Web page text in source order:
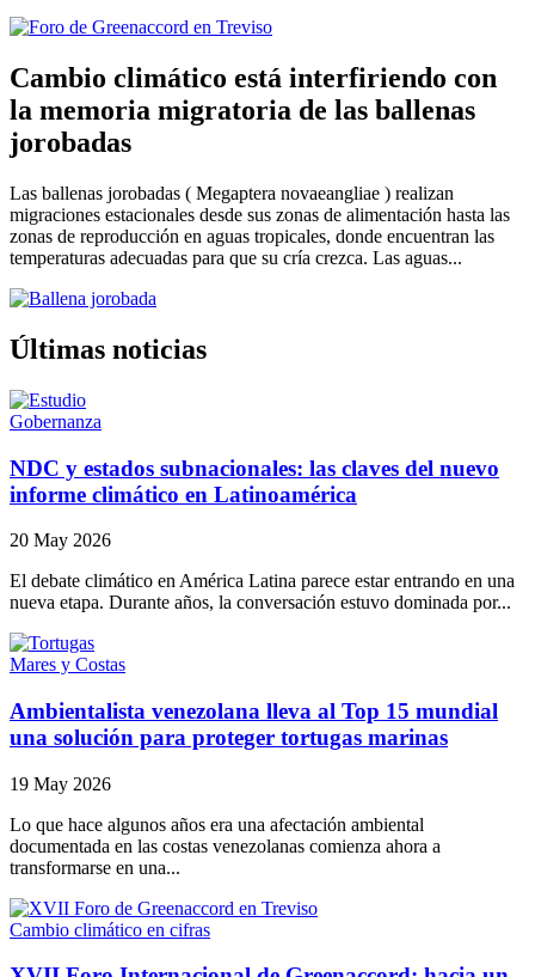
Cambio climático está interfiriendo con
la memoria migratoria de las ballenas
jorobadas
Las ballenas jorobadas ( Megaptera novaeangliae ) realizan
migraciones estacionales desde sus zonas de alimentación hasta las
zonas de reproducción en aguas tropicales, donde encuentran las
temperaturas adecuadas para que su cría crezca. Las aguas...
Últimas noticias
Gobernanza
NDC y estados subnacionales: las claves del nuevo
informe climático en Latinoamérica
20 May 2026
El debate climático en América Latina parece estar entrando en una
nueva etapa. Durante años, la conversación estuvo dominada por...
Mares y Costas
Ambientalista venezolana lleva al Top 15 mundial
una solución para proteger tortugas marinas
19 May 2026
Lo que hace algunos años era una afectación ambiental
documentada en las costas venezolanas comienza ahora a
transformarse en una...
Cambio climático en cifras